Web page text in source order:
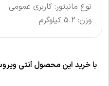
نوع مانیتور: کاربری عمومی
وزن: 5.2 کیلوگرم
با خرید این محصول آنتی